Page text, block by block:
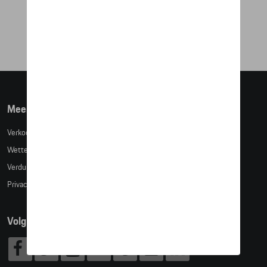
Meer info
Verkoopsvoorwaarden
Wettelijke bepalingen
Verduidelijking kledingmaten
Privacybeleid
Volg Ons